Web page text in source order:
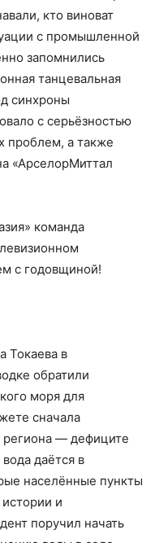
кто виноват
с промышленной
запомнились
танцевальная
синхроны
с серьёзностью
проблем, а также
«АрселорМиттал
команда
с годовщиной!
Токаева в
обратили
моря для
сначала
региона — дефиците
даётся в
населённые пункты
и
поручил начать